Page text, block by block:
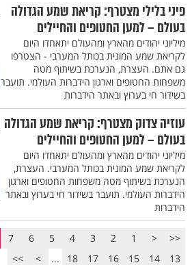
פיני בלילי מצטרף: קריאת שמע הגדולה
בעולם – למען החטופים והחיילים
מיליוני יהודים מהארץ ומהעולם יתאחדו היום
לקריאת שמע המונית בכותל המערבי - הצטרפו
גם אתם. העצרת, הנערכת בשיתוף מטה
משפחות החטופים וארגון הידברות העולמי. תועבר
בשידור חי בערוץ ובאתר הידברות
עוזיה צדוק מצטרף: קריאת שמע הגדולה
בעולם – למען החטופים והחיילים
מיליוני יהודים מהארץ ומהעולם יתאחדו היום
לקריאת שמע המונית בכותל המערבי. העצרת,
הנערכת בשיתוף מטה משפחות החטופים וארגון
הידברות העולמי. תועבר בשידור חי בערוץ ובאתר
הידברות
<<
<
1
2
3
4
5
6
7
13
14
15
16
17
18
...
>
>>